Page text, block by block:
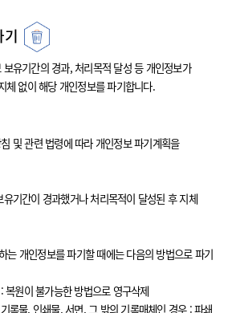
유기간의 경과, 처리목적 달성 등 개인정보가
체 없이 해당 개인정보를 파기합니다.
및 관련 법령에 따라 개인정보 파기계획을
기간이 경과했거나 처리목적이 달성된 후 지체
는 개인정보를 파기할 때에는 다음의 방법으로 파기
복원이 불가능한 방법으로 영구삭제
록물, 인쇄물, 서면, 그 밖의 기록매체인 경우 : 파쇄